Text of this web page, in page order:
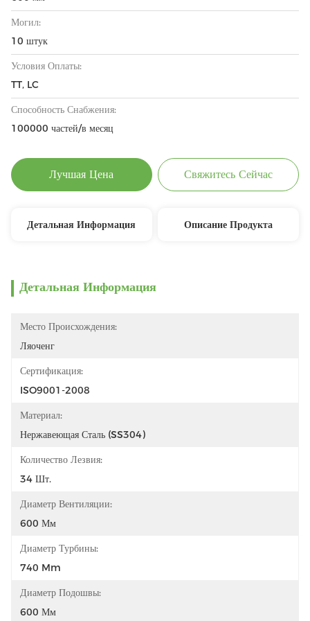
Могил:
10 штук
Условия Оплаты:
TT, LC
Способность Снабжения:
100000 частей/в месяц
Лучшая Цена Свяжитесь Сейчас
Детальная Информация Описание Продукта
Детальная Информация
Место Происхождения:
Ляоченг
Сертификация:
ISO9001-2008
Материал:
Нержавеющая Сталь (SS304)
Количество Лезвия:
34 Шт.
Диаметр Вентиляции:
600 Мм
Диаметр Турбины:
740 Mm
Диаметр Подошвы:
600 Мм